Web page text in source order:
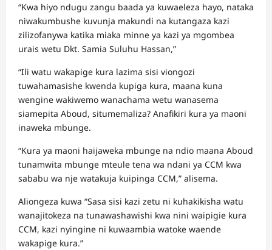
“Kwa hiyo ndugu zangu baada ya kuwaeleza hayo, nataka
niwakumbushe kuvunja makundi na kutangaza kazi
zilizofanywa katika miaka minne ya kazi ya mgombea
urais wetu Dkt. Samia Suluhu Hassan,”
“Ili watu wakapige kura lazima sisi viongozi
tuwahamasishe kwenda kupiga kura, maana kuna
wengine wakiwemo wanachama wetu wanasema
siamepita Aboud, situmemaliza? Anafikiri kura ya maoni
inaweka mbunge.
“Kura ya maoni haijaweka mbunge na ndio maana Aboud
tunamwita mbunge mteule tena wa ndani ya CCM kwa
sababu wa nje watakuja kuipinga CCM,” alisema.
Aliongeza kuwa “Sasa sisi kazi zetu ni kuhakikisha watu
wanajitokeza na tunawashawishi kwa nini waipigie kura
CCM, kazi nyingine ni kuwaambia watoke waende
wakapige kura.”